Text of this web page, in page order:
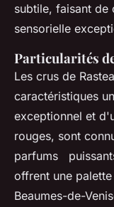
subtile, faisant de
sensorielle
Particularités
Les crus de
caractéristiques
exceptionnel et
rouges, sont
parfums
offrent une
Beaumes-de-